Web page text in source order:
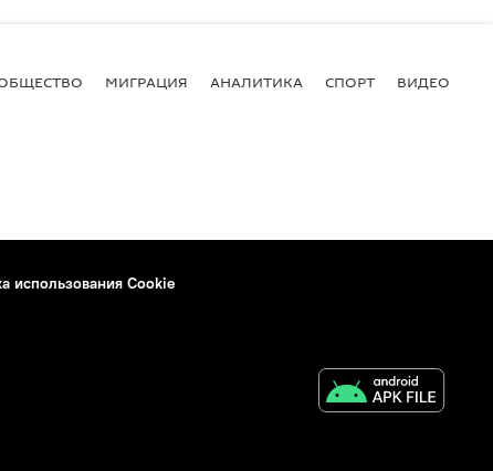
МИГРАЦИЯ АНАЛИТИКА СПОРТ ВИДЕО
использования Cookie